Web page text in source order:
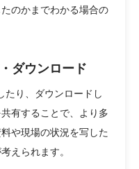
のかまでわかる場合の
ダウンロード
たり、ダウンロードし
有することで、より多
や現場の状況を写した
えられます。